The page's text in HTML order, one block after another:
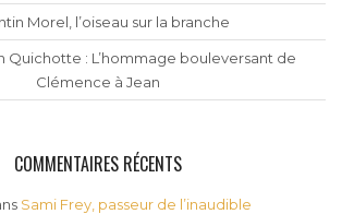
Morel, l’oiseau sur la branche
Quichotte : L’hommage bouleversant de
Clémence à Jean
COMMENTAIRES RÉCENTS
Sami Frey, passeur de l’inaudible